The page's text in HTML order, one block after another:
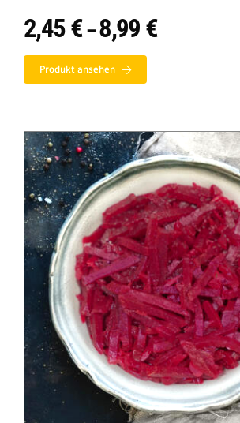
2,45€ –8,99 €Preisspanne:
2,45 €
Produkt ansehen